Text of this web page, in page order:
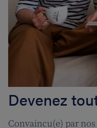
Devenez
Convaincu(e) par